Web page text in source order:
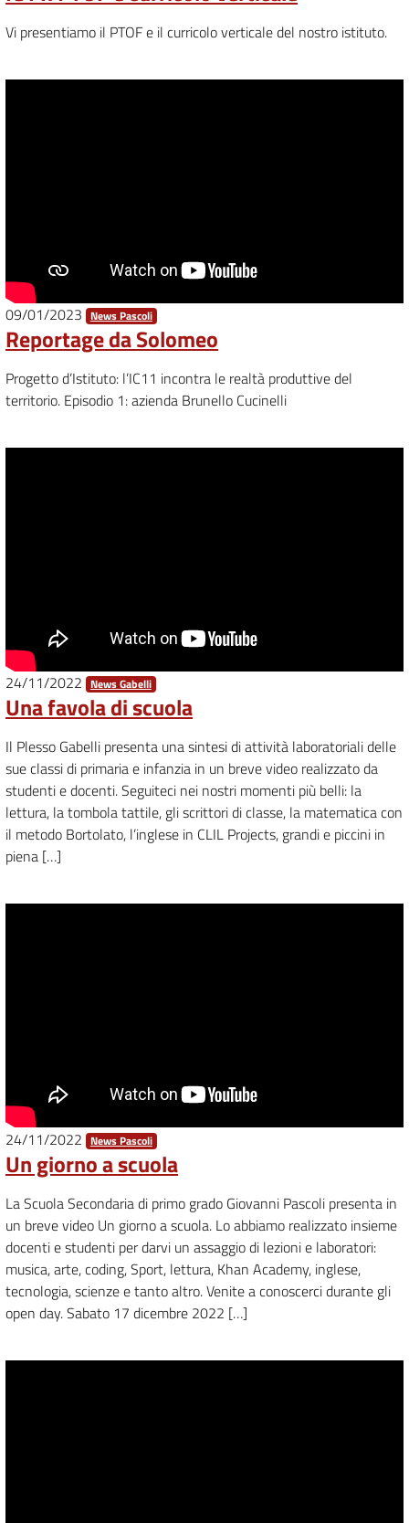
Vi presentiamo il PTOF e il curricolo verticale del nostro istituto.
09/01/2023 News Pascoli
Reportage da Solomeo
Progetto d’Istituto: l’IC11 incontra le realtà produttive del
territorio. Episodio 1: azienda Brunello Cucinelli
24/11/2022 News Gabelli
Una favola di scuola
Il Plesso Gabelli presenta una sintesi di attività laboratoriali delle
sue classi di primaria e infanzia in un breve video realizzato da
studenti e docenti. Seguiteci nei nostri momenti più belli: la
lettura, la tombola tattile, gli scrittori di classe, la matematica con
il metodo Bortolato, l’inglese in CLIL Projects, grandi e piccini in
piena […]
24/11/2022 News Pascoli
Un giorno a scuola
La Scuola Secondaria di primo grado Giovanni Pascoli presenta in
un breve video Un giorno a scuola. Lo abbiamo realizzato insieme
docenti e studenti per darvi un assaggio di lezioni e laboratori:
musica, arte, coding, Sport, lettura, Khan Academy, inglese,
tecnologia, scienze e tanto altro. Venite a conoscerci durante gli
open day. Sabato 17 dicembre 2022 […]